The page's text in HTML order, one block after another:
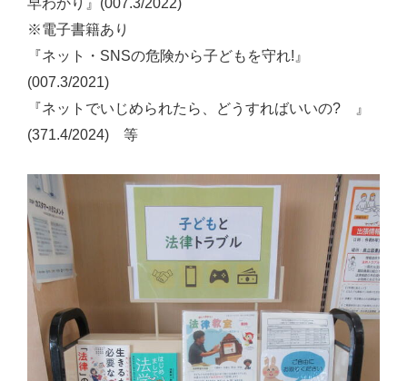
※電子書籍あり
『ネット・SNSの危険から子どもを守れ!』
(007.3/2021)
『ネットでいじめられたら、どうすればいいの? 』
(371.4/2024) 等